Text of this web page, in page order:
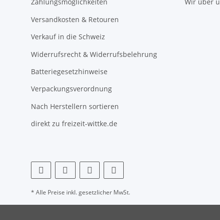
Zahlungsmöglichkeiten
Versandkosten & Retouren
Verkauf in die Schweiz
Widerrufsrecht & Widerrufsbelehrung
Batteriegesetzhinweise
Verpackungsverordnung
Nach Herstellern sortieren
direkt zu freizeit-wittke.de
Wir über
* Alle Preise inkl. gesetzlicher MwSt.